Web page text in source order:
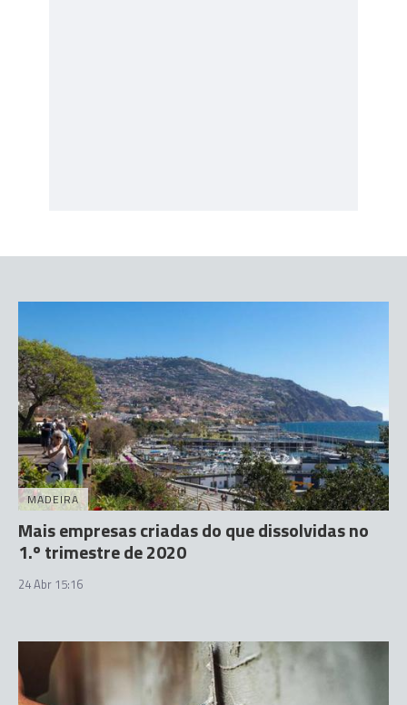
MADEIRA
Mais empresas criadas do que dissolvidas no
1.º trimestre de 2020
24 Abr 15:16